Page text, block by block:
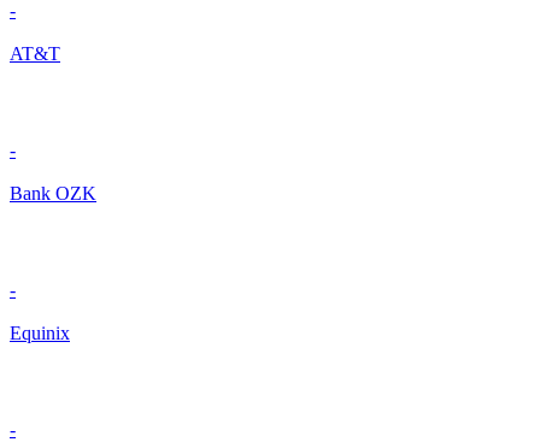
-
AT&T
-
Bank OZK
-
Equinix
-